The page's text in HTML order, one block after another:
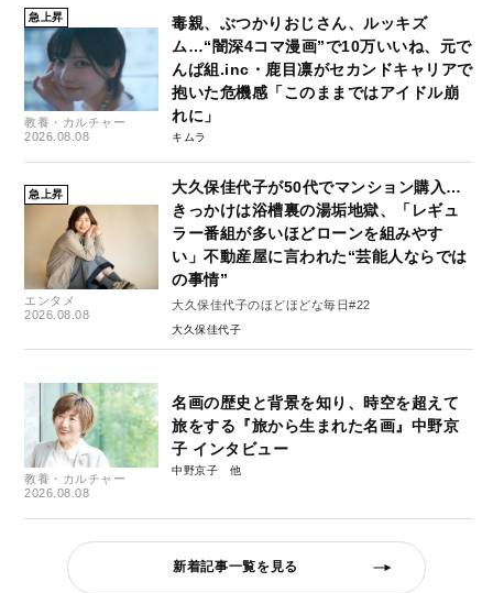
急上昇
教養・カルチャー
2026.08.08
毒親、ぶつかりおじさん、ルッキズ
ム…“闇深4コマ漫画”で10万いいね、元で
んぱ組.inc・鹿目凛がセカンドキャリアで
抱いた危機感「このままではアイドル崩
れに」
キムラ
急上昇
エンタメ
2026.08.08
大久保佳代子が50代でマンション購入…
きっかけは浴槽裏の湯垢地獄、「レギュ
ラー番組が多いほどローンを組みやす
い」不動産屋に言われた“芸能人ならでは
の事情”
大久保佳代子のほどほどな毎日#22
大久保佳代子
教養・カルチャー
2026.08.08
名画の歴史と背景を知り、時空を超えて
旅をする『旅から生まれた名画』中野京
子 インタビュー
中野京子
新着記事一覧を見る